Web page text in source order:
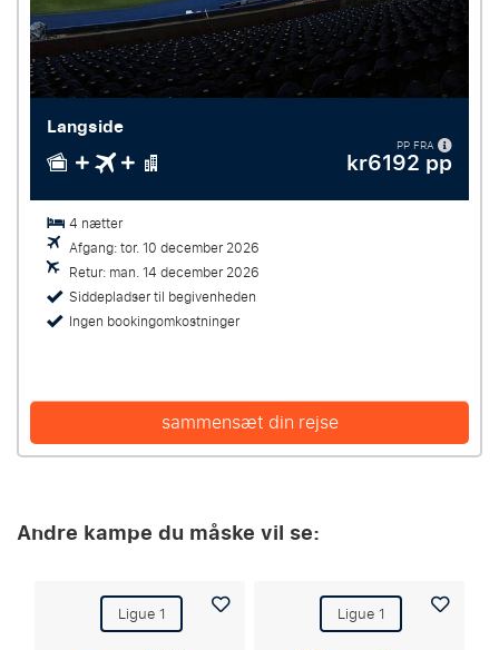
4 nætter
Afgang: tor. 10 december 2026
Retur: man. 14 december 2026
Siddepladser til begivenheden
Ingen bookingomkostninger
Langside
PP FRA
kr6192 pp
sammensæt din rejse
Andre kampe du måske vil se:
Ligue 1 Ligue 1